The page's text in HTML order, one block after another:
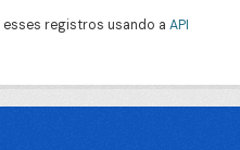
registros usando a API